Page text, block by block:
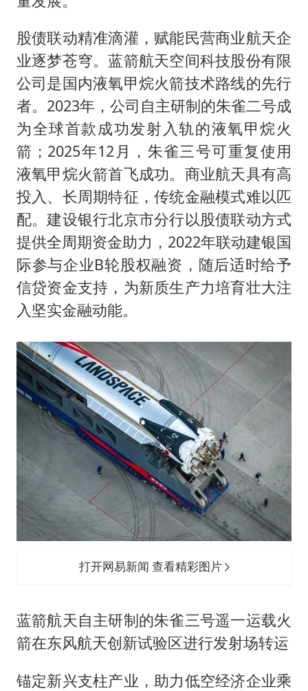
股债联动精准滴灌，赋能民营商业航天企
业逐梦苍穹。蓝箭航天空间科技股份有限
公司是国内液氧甲烷火箭技术路线的先行
者。2023年，公司自主研制的朱雀二号成
为全球首款成功发射入轨的液氧甲烷火
箭；2025年12月，朱雀三号可重复使用
液氧甲烷火箭首飞成功。商业航天具有高
投入、长周期特征，传统金融模式难以匹
配。建设银行北京市分行以股债联动方式
提供全周期资金助力，2022年联动建银国
际参与企业B轮股权融资，随后适时给予
信贷资金支持，为新质生产力培育壮大注
入坚实金融动能。
打开网易新闻 查看精彩图片
蓝箭航天自主研制的朱雀三号遥一运载火
箭在东风航天创新试验区进行发射场转运
锚定新兴支柱产业，助力低空经济企业乘